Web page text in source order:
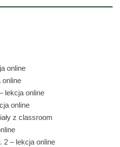
online
online
lekcja online
online
z classroom
2 – lekcja online